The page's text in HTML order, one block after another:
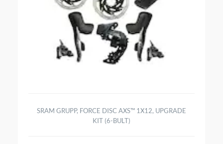
SRAM GRUPP, FORCE DISC AXS™ 1X12, UPGRADE
KIT (6-BULT)